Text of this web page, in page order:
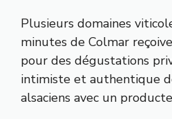
Plusieurs domaines
minutes de Colmar
pour des dégustations
intimiste et authentique
alsaciens avec un